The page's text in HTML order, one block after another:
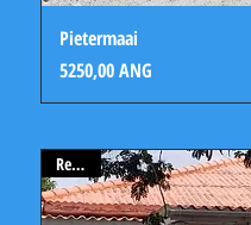
Pietermaai
Precio
5250,00 ANG
Rented